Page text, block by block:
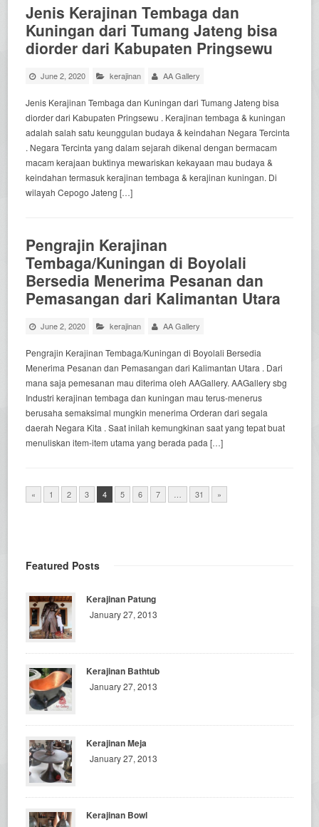
Jenis Kerajinan Tembaga dan
Kuningan dari Tumang Jateng bisa
diorder dari Kabupaten Pringsewu
June 2, 2020 kerajinan AA Gallery
Jenis Kerajinan Tembaga dan Kuningan dari Tumang Jateng bisa
diorder dari Kabupaten Pringsewu . Kerajinan tembaga & kuningan
adalah salah satu keunggulan budaya & keindahan Negara Tercinta
. Negara Tercinta yang dalam sejarah dikenal dengan bermacam
macam kerajaan buktinya mewariskan kekayaan mau budaya &
keindahan termasuk kerajinan tembaga & kerajinan kuningan. Di
wilayah Cepogo Jateng […]
Pengrajin Kerajinan
Tembaga/Kuningan di Boyolali
Bersedia Menerima Pesanan dan
Pemasangan dari Kalimantan Utara
June 2, 2020 kerajinan AA Gallery
Pengrajin Kerajinan Tembaga/Kuningan di Boyolali Bersedia
Menerima Pesanan dan Pemasangan dari Kalimantan Utara . Dari
mana saja pemesanan mau diterima oleh AAGallery. AAGallery sbg
Industri kerajinan tembaga dan kuningan mau terus-menerus
berusaha semaksimal mungkin menerima Orderan dari segala
daerah Negara Kita . Saat inilah kemungkinan saat yang tepat buat
menuliskan item-item utama yang berada pada […]
« 1 2 3 4 5 6 7 31 »
Featured Posts
Kerajinan Patung
January 27, 2013
Kerajinan Bathtub
January 27, 2013
Kerajinan Meja
January 27, 2013
Kerajinan Bowl